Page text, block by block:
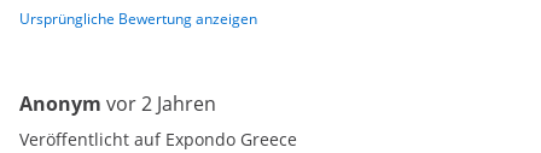
Ursprüngliche Bewertung anzeigen
Anonym vor 2 Jahren
Veröffentlicht auf Expondo Greece